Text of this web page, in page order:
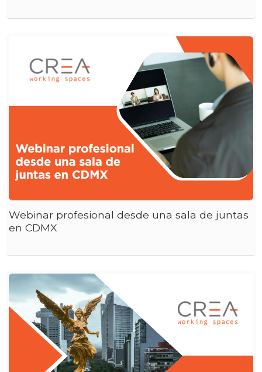
Webinar profesional desde una sala de juntas
en CDMX